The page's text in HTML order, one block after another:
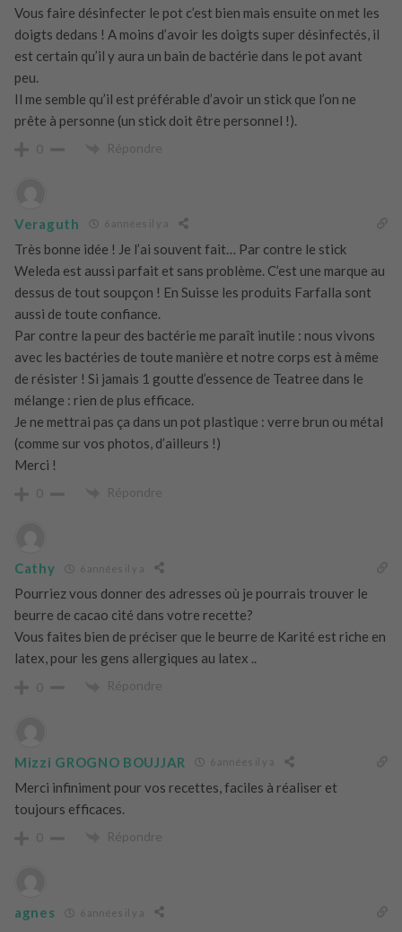
Vous faire désinfecter le pot c’est bien mais ensuite on met les
doigts dedans ! A moins d’avoir les doigts super désinfectés, il
est certain qu’il y aura un bain de bactérie dans le pot avant
peu.
Il me semble qu’il est préférable d’avoir un stick que l’on ne
prête à personne (un stick doit être personnel !).
0 Répondre
Veraguth 6 années il y a
Très bonne idée ! Je l’ai souvent fait… Par contre le stick
Weleda est aussi parfait et sans problème. C’est une marque au
dessus de tout soupçon ! En Suisse les produits Farfalla sont
aussi de toute confiance.
Par contre la peur des bactérie me paraît inutile : nous vivons
avec les bactéries de toute manière et notre corps est à même
de résister ! Si jamais 1 goutte d’essence de Teatree dans le
mélange : rien de plus efficace.
Je ne mettrai pas ça dans un pot plastique : verre brun ou métal
(comme sur vos photos, d’ailleurs !)
Merci !
0 Répondre
Cathy 6 années il y a
Pourriez vous donner des adresses où je pourrais trouver le
beurre de cacao cité dans votre recette?
Vous faites bien de préciser que le beurre de Karité est riche en
latex, pour les gens allergiques au latex ..
0 Répondre
Mizzi GROGNO BOUJJAR 6 années il y a
Merci infiniment pour vos recettes, faciles à réaliser et
toujours efficaces.
0 Répondre
agnes 6 années il y a